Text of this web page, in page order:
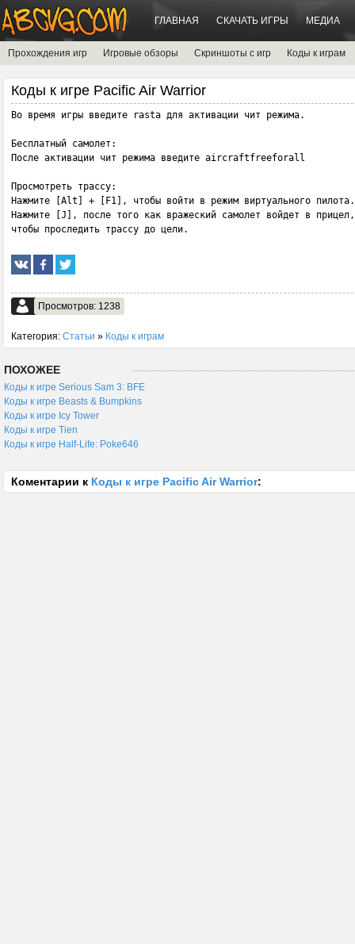
ГЛАВНАЯ СКАЧАТЬ ИГРЫ МЕДИА
Прохождения игр Игровые обзоры Скриншоты с игр Коды к играм
Коды к игре Pacific Air Warrior
Во время игры введите rasta для активации чит режима.
Бесплатный самолет:
После активации чит режима введите aircraftfreeforall
Просмотреть трассу:
Нажмите [Alt] + [F1], чтобы войти в режим виртуального пилота.
Нажмите [J], после того как вражеский самолет войдет в прицел,
чтобы проследить трассу до цели.
Просмотров: 1238
Категория: Статьи » Коды к играм
ПОХОЖЕЕ
Коды к игре Serious Sam 3: BFE
Коды к игре Beasts & Bumpkins
Коды к игре Icy Tower
Коды к игре Tien
Коды к игре Half-Life: Poke646
Коментарии к Коды к игре Pacific Air Warrior: